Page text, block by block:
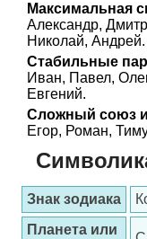
Максимальная
Александр,
Николай, Андрей.
Стабильные
Иван, Павел,
Евгений.
Сложный союз
Егор, Роман,
Знак зодиака
Планета или